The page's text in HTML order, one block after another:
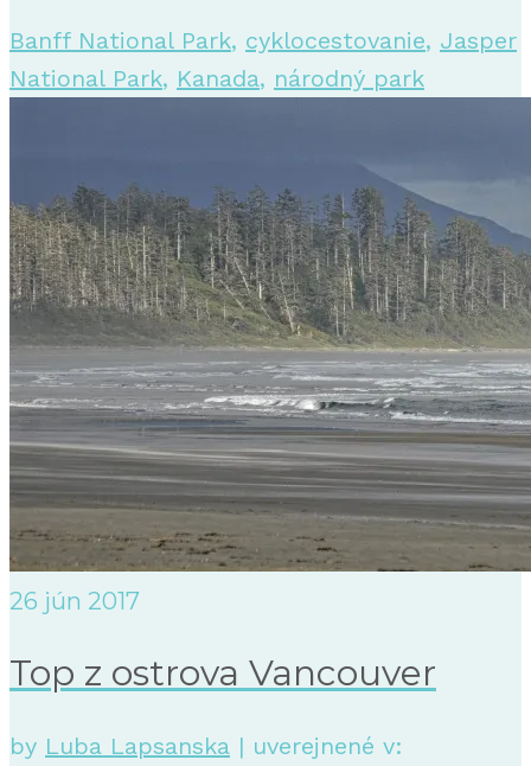
Banff National Park, cyklocestovanie, Jasper
National Park, Kanada, národný park
26 jún 2017
Top z ostrova Vancouver
by Luba Lapsanska | uverejnené v: